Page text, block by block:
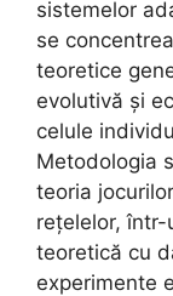
sistemelor
se
teoretice
evolutivă și
celule
Metodologia
teoria
rețelelor,
teoretică cu
experimente